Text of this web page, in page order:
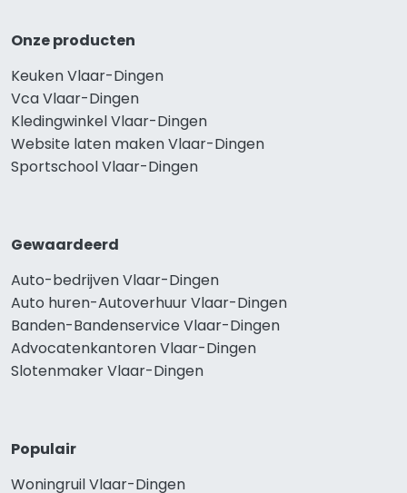
Onze producten
Keuken Vlaar-Dingen
Vca Vlaar-Dingen
Kledingwinkel Vlaar-Dingen
Website laten maken Vlaar-Dingen
Sportschool Vlaar-Dingen
Gewaardeerd
Auto-bedrijven Vlaar-Dingen
Auto huren-Autoverhuur Vlaar-Dingen
Banden-Bandenservice Vlaar-Dingen
Advocatenkantoren Vlaar-Dingen
Slotenmaker Vlaar-Dingen
Populair
Woningruil Vlaar-Dingen